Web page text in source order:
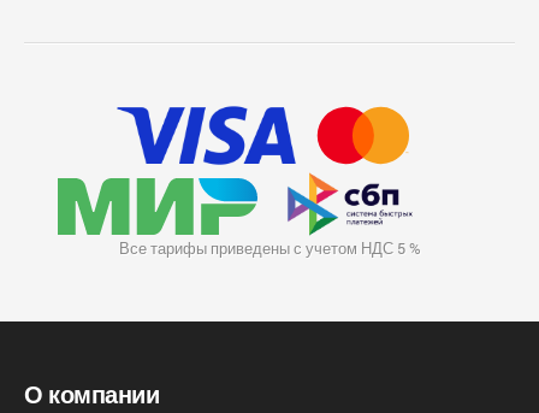
Все тарифы приведены с учетом НДС 5 %
О компании